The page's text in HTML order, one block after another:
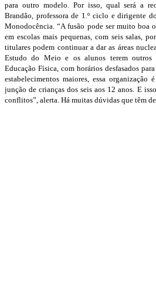
para outro modelo. Por isso, qual será a
Brandão, professora de 1.º ciclo e dirigente
Monodocência. “A fusão pode ser muito boa
em escolas mais pequenas, com seis salas,
titulares podem continuar a dar as áreas
Estudo do Meio e os alunos terem outros
Educação Física, com horários desfasados
estabelecimentos maiores, essa
junção de crianças dos seis aos 12 anos. E
conflitos”, alerta. Há muitas dúvidas que têm